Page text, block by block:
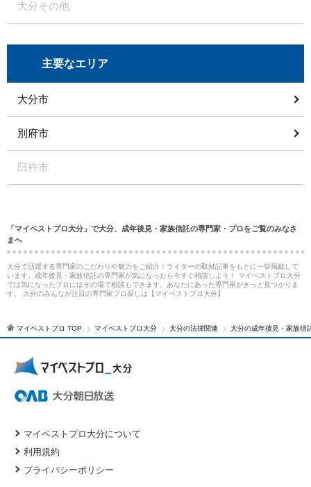
大分その他
主要なエリア
大分市
別府市
臼杵市
「マイベストプロ大分」で大分、成年後見・家族信託の専門家・プロをご覧のみなさ
まへ
大分で活躍する専門家のこだわりや魅力をご紹介！ライターの取材記事をもとに一挙掲載して
います。成年後見・家族信託の専門家が気になったら今すぐ相談しよう！ マイベストプロ大分
では気になったプロにはその場で相談もできます。あなたにあった専門家がきっと見つかりま
す。 大分のみんなが注目の専門家プロ探しは【マイベストプロ大分】
マイベストプロ TOP マイベストプロ大分 大分の法律関連 大分の成年後見・家族信
マイベストプロ大分について
利用規約
プライバシーポリシー